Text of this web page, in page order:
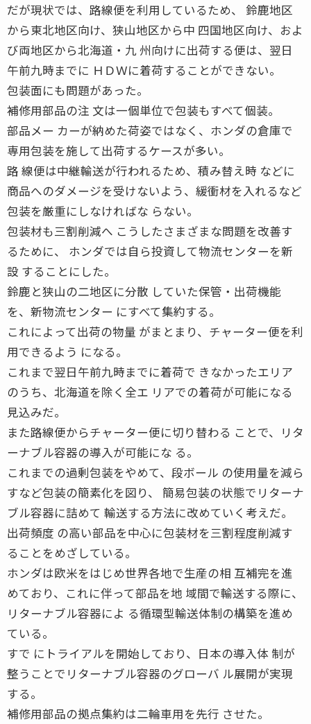
だが現状では、路線便を利用しているため、 鈴鹿地区
から東北地区向け、狭山地区から中 四国地区向け、およ
び両地区から北海道・九 州向けに出荷する便は、翌日
午前九時までに ＨＤＷに着荷することができない。
包装面にも問題があった。
補修用部品の注 文は一個単位で包装もすべて個装。
部品メー カーが納めた荷姿ではなく、ホンダの倉庫で
専用包装を施して出荷するケースが多い。
路 線便は中継輸送が行われるため、積み替え時 などに
商品へのダメージを受けないよう、緩衝材を入れるなど
包装を厳重にしなければな らない。
包装材も三割削減へ こうしたさまざまな問題を改善す
るために、 ホンダでは自ら投資して物流センターを新
設 することにした。
鈴鹿と狭山の二地区に分散 していた保管・出荷機能
を、新物流センター にすべて集約する。
これによって出荷の物量 がまとまり、チャーター便を利
用できるよう になる。
これまで翌日午前九時までに着荷で きなかったエリア
のうち、北海道を除く全エ リアでの着荷が可能になる
見込みだ。
また路線便からチャーター便に切り替わる ことで、リタ
ーナブル容器の導入が可能にな る。
これまでの過剰包装をやめて、段ボール の使用量を減ら
すなど包装の簡素化を図り、 簡易包装の状態でリターナ
ブル容器に詰めて 輸送する方法に改めていく考えだ。
出荷頻度 の高い部品を中心に包装材を三割程度削減す
ることをめざしている。
ホンダは欧米をはじめ世界各地で生産の相 互補完を進
めており、これに伴って部品を地 域間で輸送する際に、
リターナブル容器によ る循環型輸送体制の構築を進め
ている。
すで にトライアルを開始しており、日本の導入体 制が
整うことでリターナブル容器のグローバ ル展開が実現
する。
補修用部品の拠点集約は二輪車用を先行 させた。